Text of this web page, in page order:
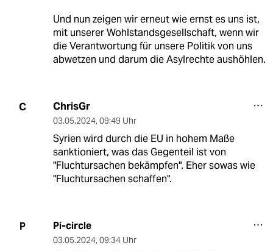
Und nun zeigen wir erneut wie ernst es uns ist,
mit unserer Wohlstandsgesellschaft, wenn wir
die Verantwortung für unsere Politik von uns
abwetzen und darum die Asylrechte aushöhlen.
C ChrisGr
03.05.2024, 09:49 Uhr
Syrien wird durch die EU in hohem Maße
sanktioniert, was das Gegenteil ist von
"Fluchtursachen bekämpfen". Eher sowas wie
"Fluchtursachen schaffen".
P Pi-circle
03.05.2024, 09:34 Uhr